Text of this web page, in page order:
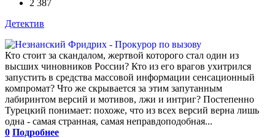
2 387
Детектив
Кто стоит за скандалом, жертвой которого стал один из
высших чиновников России? Кто из его врагов ухитрился
запустить в средства массовой информации сенсационный
компромат? Что же скрывается за этим запутанным
лабиринтом версий и мотивов, лжи и интриг? Постепенно
Турецкий понимает: похоже, что из всех версий верна лишь
одна - самая странная, самая неправдоподобная...
0 Подробнее